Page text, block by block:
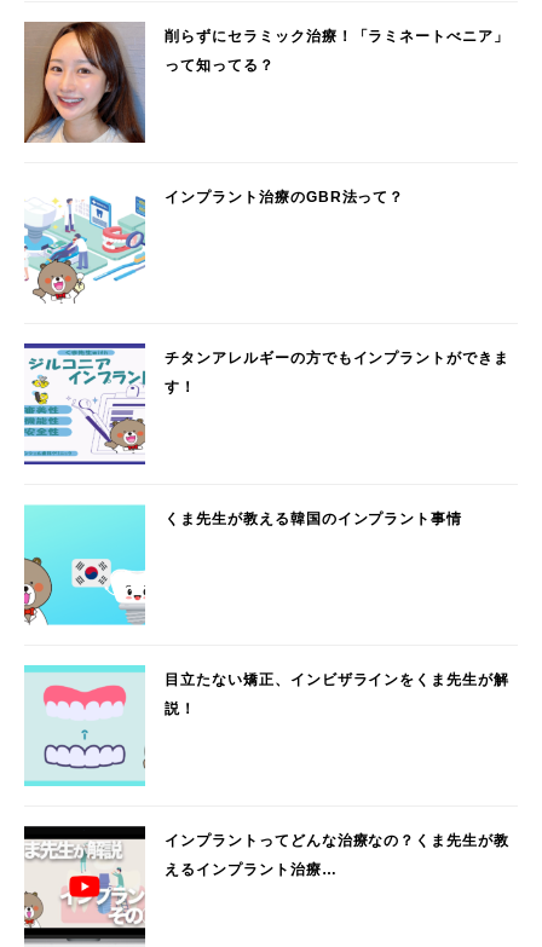
削らずにセラミック治療！「ラミネートべニア」
って知ってる？
インプラント治療のGBR法って？
チタンアレルギーの方でもインプラントができま
す！
くま先生が教える韓国のインプラント事情
目立たない矯正、インビザラインをくま先生が解
説！
インプラントってどんな治療なの？くま先生が教
えるインプラント治療…